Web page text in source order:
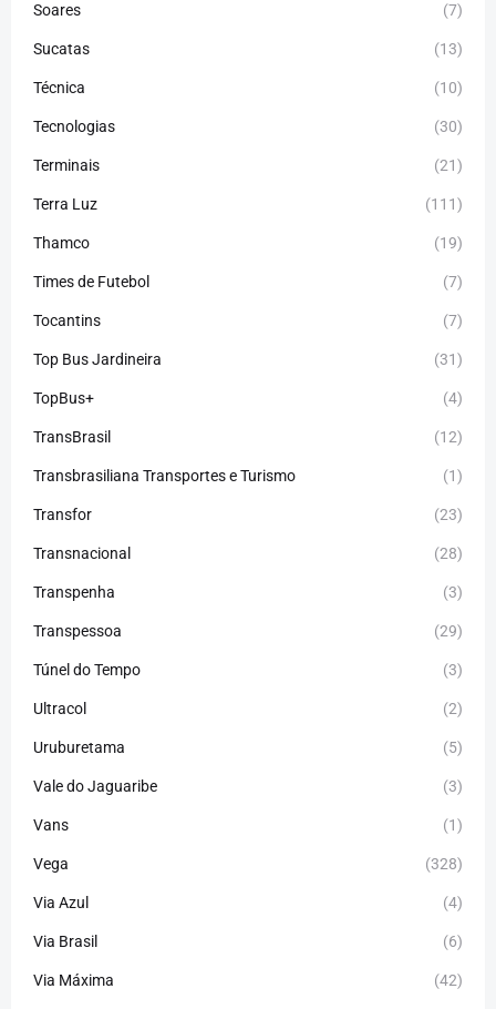
Soares (7)
Sucatas (13)
Técnica (10)
Tecnologias (30)
Terminais (21)
Terra Luz (111)
Thamco (19)
Times de Futebol (7)
Tocantins (7)
Top Bus Jardineira (31)
TopBus+ (4)
TransBrasil (12)
Transbrasiliana Transportes e Turismo (1)
Transfor (23)
Transnacional (28)
Transpenha (3)
Transpessoa (29)
Túnel do Tempo (3)
Ultracol (2)
Uruburetama (5)
Vale do Jaguaribe (3)
Vans (1)
Vega (328)
Via Azul (4)
Via Brasil (6)
Via Máxima (42)